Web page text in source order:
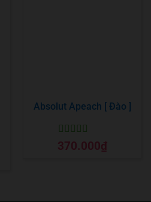
Absolut Apeach [ Đào ]
Được xếp
hạng55 sao
370.000₫